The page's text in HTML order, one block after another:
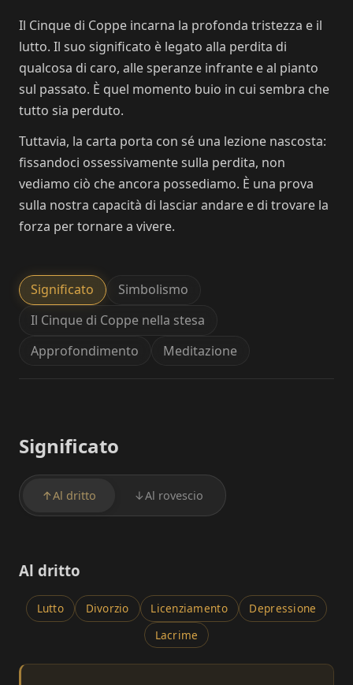
Il Cinque di Coppe incarna la profonda tristezza e il
lutto. Il suo significato è legato alla perdita di
qualcosa di caro, alle speranze infrante e al pianto
sul passato. È quel momento buio in cui sembra che
tutto sia perduto.
Tuttavia, la carta porta con sé una lezione nascosta:
fissandoci ossessivamente sulla perdita, non
vediamo ciò che ancora possediamo. È una prova
sulla nostra capacità di lasciar andare e di trovare la
forza per tornare a vivere.
Significato
Simbolismo
Il Cinque di Coppe nella stesa
Approfondimento
Meditazione
Significato
↑Al dritto ↓Al rovescio
Al dritto
Lutto Divorzio Licenziamento
Depressione
Lacrime